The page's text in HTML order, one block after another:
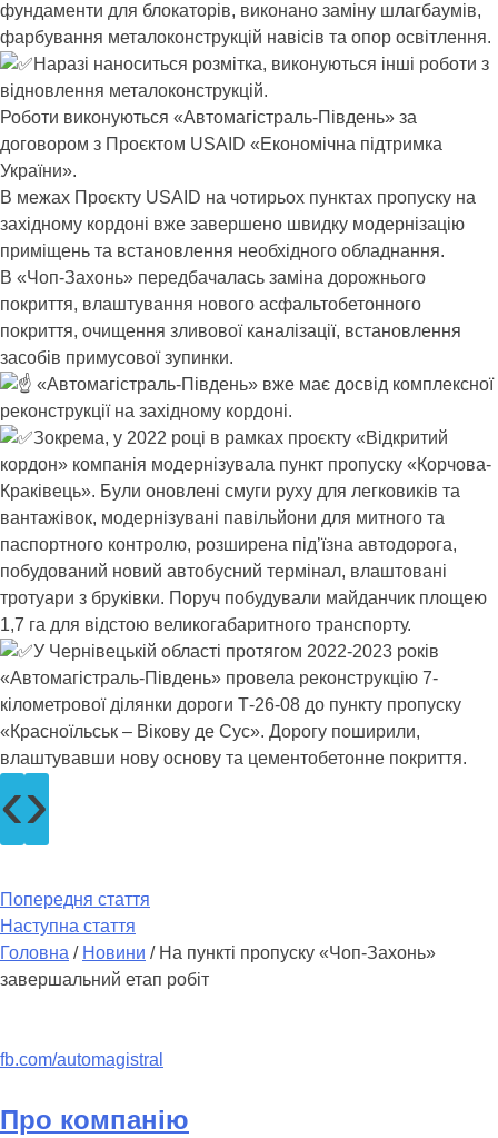
фундаменти для блокаторів, виконано заміну шлагбаумів,
фарбування металоконструкцій навісів та опор освітлення.
Наразі наноситься розмітка, виконуються інші роботи з
відновлення металоконструкцій.
Роботи виконуються «Автомагістраль-Південь» за
договором з Проєктом USAID «Економічна підтримка
України».
В межах Проєкту USAID на чотирьох пунктах пропуску на
західному кордоні вже завершено швидку модернізацію
приміщень та встановлення необхідного обладнання.
В «Чоп-Захонь» передбачалась заміна дорожнього
покриття, влаштування нового асфальтобетонного
покриття, очищення зливової каналізації, встановлення
засобів примусової зупинки.
«Автомагістраль-Південь» вже має досвід комплексної
реконструкції на західному кордоні.
Зокрема, у 2022 році в рамках проєкту «Відкритий
кордон» компанія модернізувала пункт пропуску «Корчова-
Краківець». Були оновлені смуги руху для легковиків та
вантажівок, модернізувані павільйони для митного та
паспортного контролю, розширена під’їзна автодорога,
побудований новий автобусний термінал, влаштовані
тротуари з бруківки. Поруч побудували майданчик площею
1,7 га для відстою великогабаритного транспорту.
У Чернівецькій області протягом 2022-2023 років
«Автомагістраль-Південь» провела реконструкцію 7-
кілометрової ділянки дороги Т-26-08 до пункту пропуску
«Красноїльськ – Вікову де Сус». Дорогу поширили,
влаштувавши нову основу та цементобетонне покриття.
‹›
Попередня стаття
Наступна стаття
Головна / Новини / На пункті пропуску «Чоп-Захонь»
завершальний етап робіт
fb.com/automagistral
Про компанію